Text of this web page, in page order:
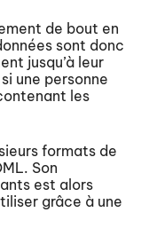
de bout en
sont donc
jusqu’à leur
une personne
les
formats de
Son
est alors
grâce à une